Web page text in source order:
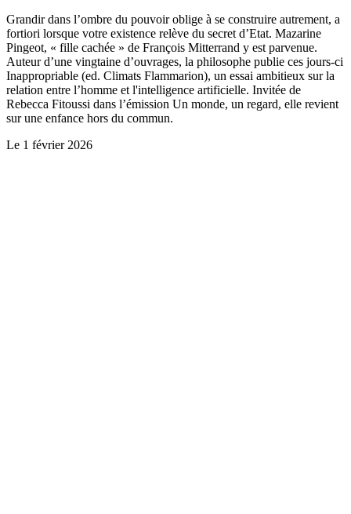
Grandir dans l’ombre du pouvoir oblige à se construire autrement, a
fortiori lorsque votre existence relève du secret d’Etat. Mazarine
Pingeot, « fille cachée » de François Mitterrand y est parvenue.
Auteur d’une vingtaine d’ouvrages, la philosophe publie ces jours-ci
Inappropriable (ed. Climats Flammarion), un essai ambitieux sur la
relation entre l’homme et l'intelligence artificielle. Invitée de
Rebecca Fitoussi dans l’émission Un monde, un regard, elle revient
sur une enfance hors du commun.
Le 1 février 2026